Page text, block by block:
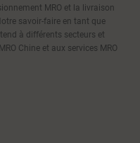
MRO et la livraison
savoir-faire en tant que
à différents secteurs et
Chine et aux services MRO